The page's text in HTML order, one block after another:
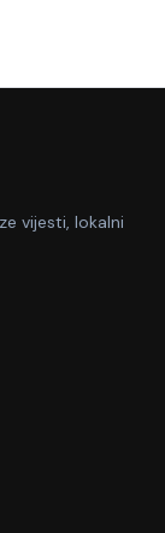
vijesti, lokalni